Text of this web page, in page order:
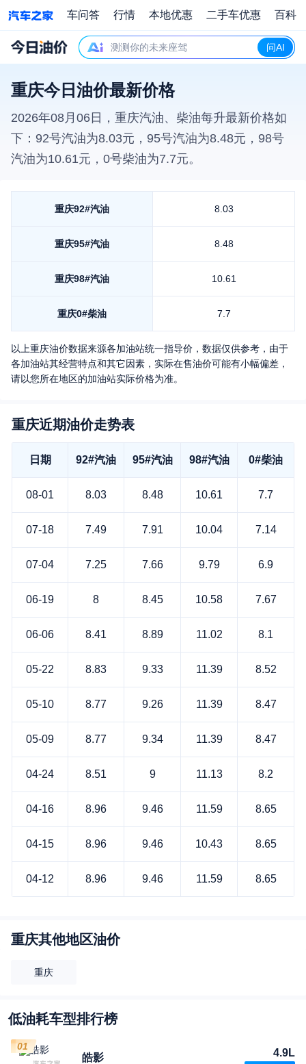
车问答 行情 本地优惠 二手车优惠 百科
测测你的未来座驾 问AI
重庆今日油价最新价格
2026年08月06日 ， 重庆汽油、柴油每升最新价格如
下：92号汽油为8.03元，95号汽油为8.48元，98号
汽油为10.61元，0号柴油为7.7元。
重庆92#汽油 8.03
重庆95#汽油 8.48
重庆98#汽油 10.61
重庆0#柴油 7.7
以上重庆油价数据来源各加油站统一指导价，数据仅供参考，由于
各加油站其经营特点和其它因素，实际在售油价可能有小幅偏差，
请以您所在地区的加油站实际价格为准。
重庆近期油价走势表
日期 92#汽油 95#汽油 98#汽油 0#柴油
08-01 8.03 8.48 10.61 7.7
07-18 7.49 7.91 10.04 7.14
07-04 7.25 7.66 9.79 6.9
06-19 8 8.45 10.58 7.67
06-06 8.41 8.89 11.02 8.1
05-22 8.83 9.33 11.39 8.52
05-10 8.77 9.26 11.39 8.47
05-09 8.77 9.34 11.39 8.47
04-24 8.51 9 11.13 8.2
04-16 8.96 9.46 11.59 8.65
04-15 8.96 9.46 10.43 8.65
04-12 8.96 9.46 11.59 8.65
重庆其他地区油价
重庆
低油耗车型排行榜
皓影 4.9L
01